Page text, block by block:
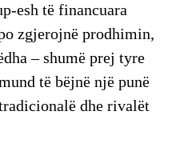
esh të financuara
zgjerojnë prodhimin,
– shumë prej tyre
të bëjnë një punë
dhe rivalët